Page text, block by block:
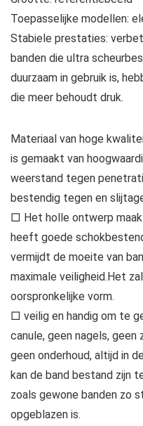
Toepasselijke modellen:
Stabiele prestaties:
banden die ultra
duurzaam in gebruik is,
die meer behoudt druk.
Materiaal van hoge
is gemaakt van
weerstand tegen
bestendig tegen en
□ Het holle ontwerp
heeft goede
vermijdt de moeite van
maximale veiligheid.Het
oorspronkelijke vorm.
□ veilig en handig om te
canule, geen nagels,
geen onderhoud, altijd in
kan de band bestand zijn
zoals gewone banden zo
opgeblazen is.